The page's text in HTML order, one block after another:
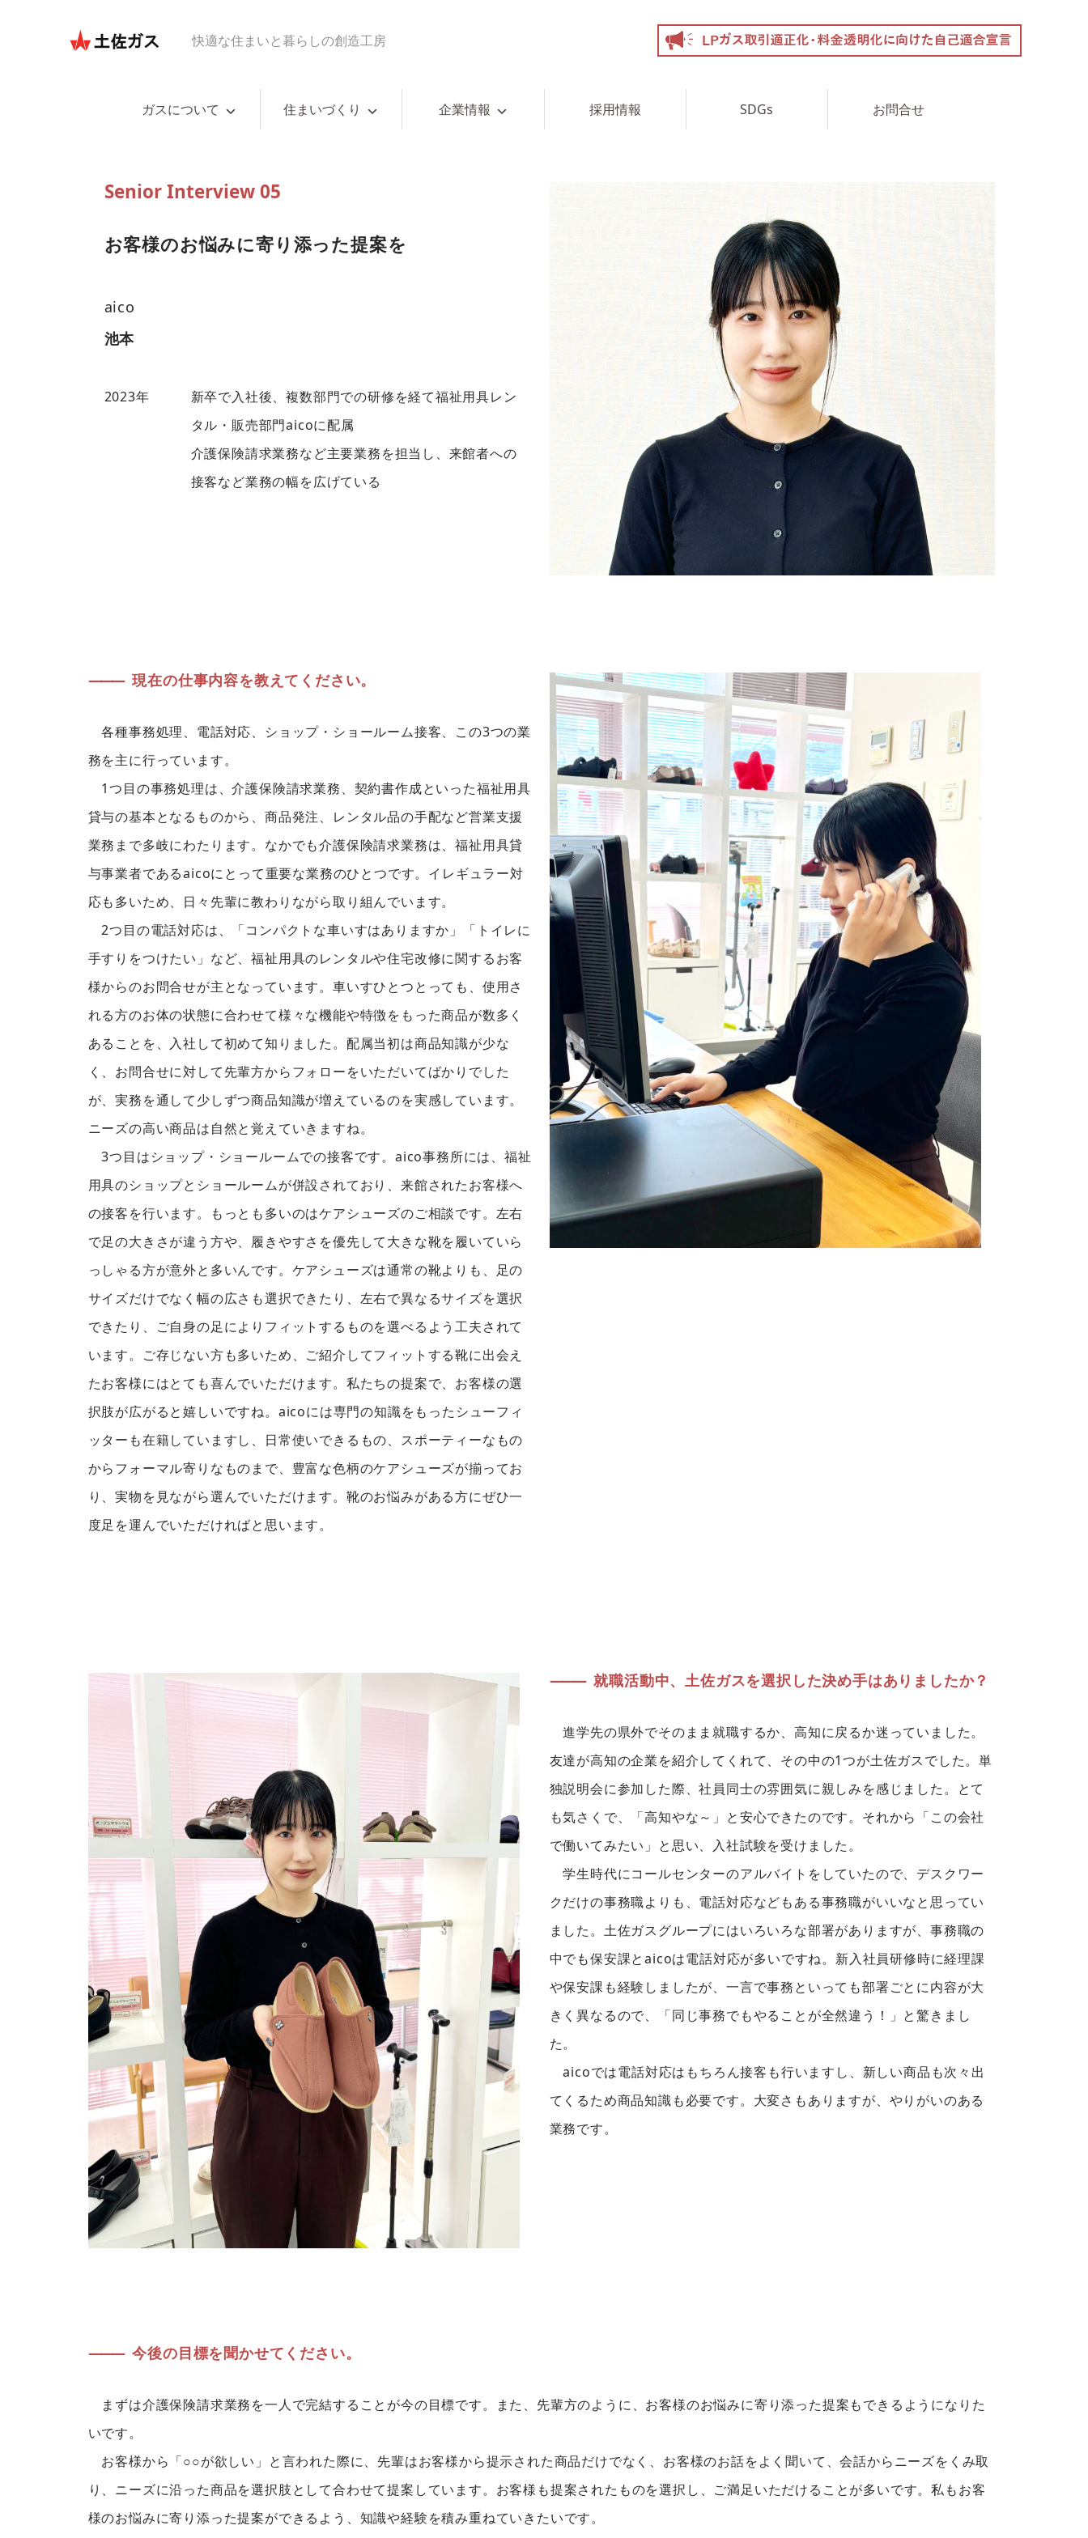
快適な住まいと暮らしの創造工房
ガスについて 住まいづくり 企業情報 採用情報 SDGs お問合せ
Senior Interview 05
お客様のお悩みに寄り添った提案を
aico
池本
2023年
新卒で入社後、複数部門での研修を経て福祉用具レン
タル・販売部門aicoに配属
介護保険請求業務など主要業務を担当し、来館者への
接客など業務の幅を広げている
———現在の仕事内容を教えてください。
各種事務処理、電話対応、ショップ・ショールーム接客、この3つの業
務を主に行っています。
1つ目の事務処理は、介護保険請求業務、契約書作成といった福祉用具
貸与の基本となるものから、商品発注、レンタル品の手配など営業支援
業務まで多岐にわたります。なかでも介護保険請求業務は、福祉用具貸
与事業者であるaicoにとって重要な業務のひとつです。イレギュラー対
応も多いため、日々先輩に教わりながら取り組んでいます。
2つ目の電話対応は、「コンパクトな車いすはありますか」「トイレに
手すりをつけたい」など、福祉用具のレンタルや住宅改修に関するお客
様からのお問合せが主となっています。車いすひとつとっても、使用さ
れる方のお体の状態に合わせて様々な機能や特徴をもった商品が数多く
あることを、入社して初めて知りました。配属当初は商品知識が少な
く、お問合せに対して先輩方からフォローをいただいてばかりでした
が、実務を通して少しずつ商品知識が増えているのを実感しています。
ニーズの高い商品は自然と覚えていきますね。
3つ目はショップ・ショールームでの接客です。aico事務所には、福祉
用具のショップとショールームが併設されており、来館されたお客様へ
の接客を行います。もっとも多いのはケアシューズのご相談です。左右
で足の大きさが違う方や、履きやすさを優先して大きな靴を履いていら
っしゃる方が意外と多いんです。ケアシューズは通常の靴よりも、足の
サイズだけでなく幅の広さも選択できたり、左右で異なるサイズを選択
できたり、ご自身の足によりフィットするものを選べるよう工夫されて
います。ご存じない方も多いため、ご紹介してフィットする靴に出会え
たお客様にはとても喜んでいただけます。私たちの提案で、お客様の選
択肢が広がると嬉しいですね。aicoには専門の知識をもったシューフィ
ッターも在籍していますし、日常使いできるもの、スポーティーなもの
からフォーマル寄りなものまで、豊富な色柄のケアシューズが揃ってお
り、実物を見ながら選んでいただけます。靴のお悩みがある方にぜひ一
度足を運んでいただければと思います。
———就職活動中、土佐ガスを選択した決め手はありましたか？
進学先の県外でそのまま就職するか、高知に戻るか迷っていました。
友達が高知の企業を紹介してくれて、その中の1つが土佐ガスでした。単
独説明会に参加した際、社員同士の雰囲気に親しみを感じました。とて
も気さくで、「高知やな～」と安心できたのです。それから「この会社
で働いてみたい」と思い、入社試験を受けました。
学生時代にコールセンターのアルバイトをしていたので、デスクワー
クだけの事務職よりも、電話対応などもある事務職がいいなと思ってい
ました。土佐ガスグループにはいろいろな部署がありますが、事務職の
中でも保安課とaicoは電話対応が多いですね。新入社員研修時に経理課
や保安課も経験しましたが、一言で事務といっても部署ごとに内容が大
きく異なるので、「同じ事務でもやることが全然違う！」と驚きまし
た。
aicoでは電話対応はもちろん接客も行いますし、新しい商品も次々出
てくるため商品知識も必要です。大変さもありますが、やりがいのある
業務です。
———今後の目標を聞かせてください。
まずは介護保険請求業務を一人で完結することが今の目標です。また、先輩方のように、お客様のお悩みに寄り添った提案もできるようになりた
いです。
お客様から「○○が欲しい」と言われた際に、先輩はお客様から提示された商品だけでなく、お客様のお話をよく聞いて、会話からニーズをくみ取
り、ニーズに沿った商品を選択肢として合わせて提案しています。お客様も提案されたものを選択し、ご満足いただけることが多いです。私もお客
様のお悩みに寄り添った提案ができるよう、知識や経験を積み重ねていきたいです。